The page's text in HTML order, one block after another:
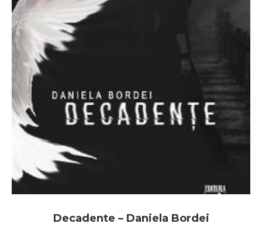
Decadente – Daniela Bordei